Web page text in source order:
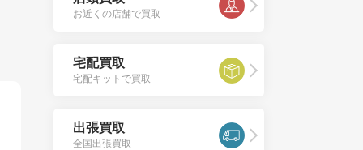
お近くの店舗で買取
宅配買取
宅配キットで買取
出張買取
全国出張買取